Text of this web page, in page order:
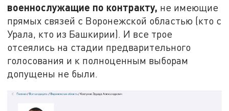
военнослужащие по контракту, не имеющие
прямых связей с Воронежской областью (кто с
Урала, кто из Башкирии). И все трое
отсеялись на стадии предварительного
голосования и к полноценным выборам
допущены не были.